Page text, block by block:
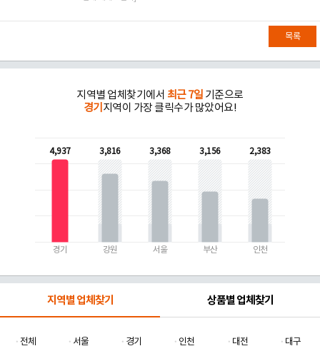
목록
지역별 업체찾기에서 최근 7일 기준으로
경기 지역이 가장 클릭수가 많았어요!
4,937
경기
3,816
강원
3,368
서울
3,156
부산
2,383
인천
지역별 업체찾기 상품별 업체찾기
전체 서울 경기 인천 대전
대구